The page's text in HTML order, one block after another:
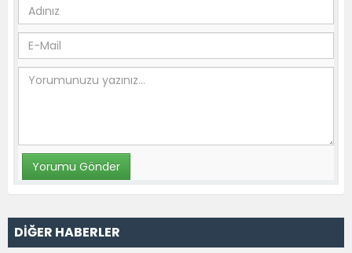
DİĞER HABERLER